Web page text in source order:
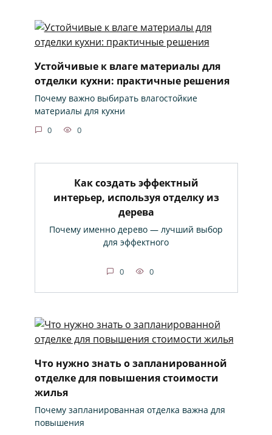
Устойчивые к влаге материалы для
отделки кухни: практичные решения
Почему важно выбирать влагостойкие
материалы для кухни
0 0
Как создать эффектный
интерьер, используя отделку из
дерева
Почему именно дерево — лучший выбор
для эффектного
0 0
Что нужно знать о запланированной
отделке для повышения стоимости
жилья
Почему запланированная отделка важна для
повышения